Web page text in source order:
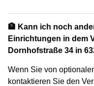
🏦 Kann ich noch
Einrichtungen in dem
Dornhofstraße 34 in
Wenn Sie von
kontaktieren Sie den